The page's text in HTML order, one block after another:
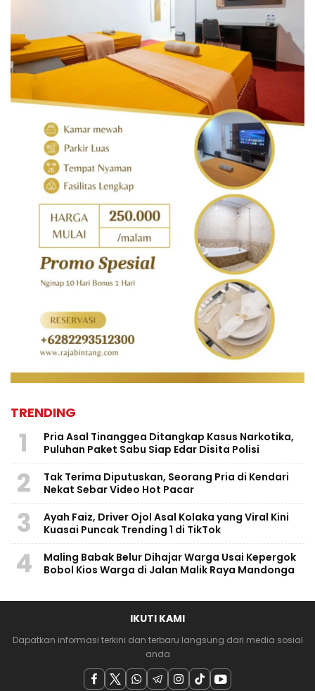
TRENDING
1
Pria Asal Tinanggea Ditangkap Kasus Narkotika,
Puluhan Paket Sabu Siap Edar Disita Polisi
2
Tak Terima Diputuskan, Seorang Pria di Kendari
Nekat Sebar Video Hot Pacar
3
Ayah Faiz, Driver Ojol Asal Kolaka yang Viral Kini
Kuasai Puncak Trending 1 di TikTok
4
Maling Babak Belur Dihajar Warga Usai Kepergok
Bobol Kios Warga di Jalan Malik Raya Mandonga
IKUTI KAMI
Dapatkan informasi terkini dan terbaru langsung dari media sosial
anda